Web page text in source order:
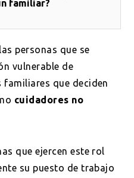
familiar?
personas que se
vulnerable de
familiares que deciden
cuidadores no
que ejercen este rol
su puesto de trabajo